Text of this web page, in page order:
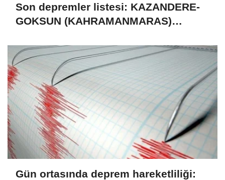
Son depremler listesi: KAZANDERE-
GOKSUN (KAHRAMANMARAS)
(Kandilli Rasathanesi, 09.08.2026)
Gün ortasında deprem hareketliliği: